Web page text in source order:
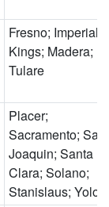
Fresno; Imperial;
Kings; Madera;
Tulare
Placer;
Sacramento; San
Joaquin; Santa
Clara; Solano;
Stanislaus; Yolo